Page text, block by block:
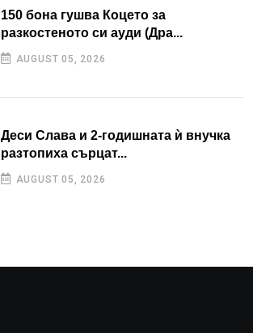
150 бона гушва Коцето за
разкостеното си ауди (Дра...
AUGUST 05, 2026
Деси Слава и 2-годишната ѝ внучка
разтопиха сърцат...
AUGUST 05, 2026